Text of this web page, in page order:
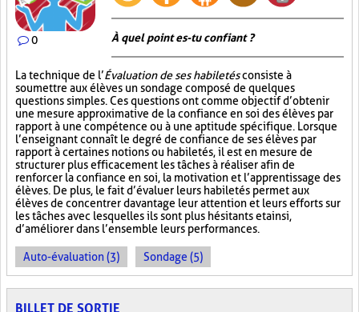
0 À quel point es-tu confiant ?
La technique de l’Évaluation de ses habiletésconsiste à
soumettre aux élèves un sondage composé de quelques
questions simples. Ces questions ont comme objectif d’obtenir
une mesure approximative de la confiance en soi des élèves par
rapport à une compétence ou à une aptitude spécifique. Lorsque
l’enseignant connaît le degré de confiance de ses élèves par
rapport à certaines notions ou habiletés, il est en mesure de
structurer plus efficacement les tâches à réaliser afin de
renforcer la confiance en soi, la motivation et l’apprentissage des
élèves. De plus, le fait d’évaluer leurs habiletés permet aux
élèves de concentrer davantage leur attention et leurs efforts sur
les tâches avec lesquelles ils sont plus hésitants et ainsi,
d’améliorer dans l’ensemble leurs performances.
Auto-évaluation (3) Sondage (5)
BILLET DE SORTIE